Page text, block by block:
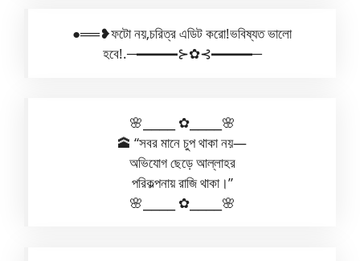
●══❥ফটো নয়,চরিত্র এডিট করো!ভবিষ্যত ভালো
হবে!.─━━━⊱✿⊰━━━─
🌸⎯⎯⎯⎯ ✿⎯⎯⎯⎯🌸
🕋 “সবর মানে চুপ থাকা নয়—
অভিযোগ ছেড়ে আল্লাহর
পরিকল্পনায় রাজি থাকা।”
🌸⎯⎯⎯⎯ ✿⎯⎯⎯⎯🌸